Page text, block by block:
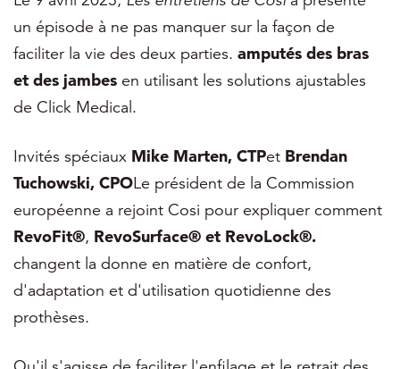
un épisode à ne pas manquer sur la façon de
faciliter la vie des deux parties. amputés des bras
et des jambes en utilisant les solutions ajustables
de Click Medical.
Invités spéciaux Mike Marten, CTPet Brendan
Tuchowski, CPOLe président de la Commission
européenne a rejoint Cosi pour expliquer comment
RevoFit®, RevoSurface® et RevoLock®.
changent la donne en matière de confort,
d'adaptation et d'utilisation quotidienne des
prothèses.